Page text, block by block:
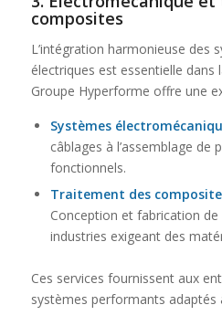
composites
L’intégration harmonieuse des
électriques est essentielle
Groupe Hyperforme offre une
Systèmes
câblages à l’assemblage de
fonctionnels.
Traitement des
Conception et fabrication
industries exigeant des
Ces services fournissent aux
systèmes performants adaptés